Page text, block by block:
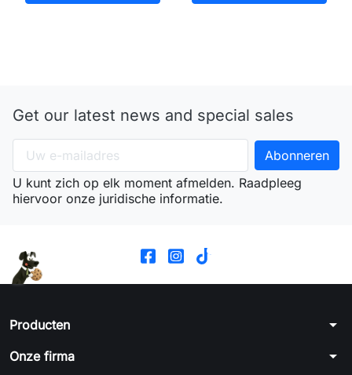
Get our latest news and special sales
U kunt zich op elk moment afmelden. Raadpleeg
hiervoor onze juridische informatie.
Producten arrow_drop_down
Onze firma arrow_drop_down